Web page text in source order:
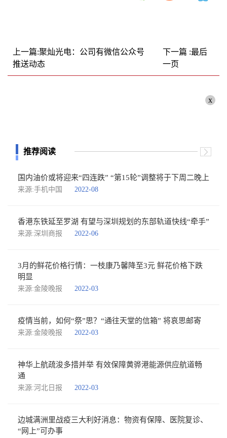
上一篇:聚灿光电：公司有微信公众号
推送动态
下一篇 :最后
一页
x
推荐阅读
国内油价或将迎来“四连跌” “第15轮”调整将于下周二晚上
来源:手机中国 2022-08
香港东铁延至罗湖 有望与深圳规划的东部轨道快线“牵手”
来源:深圳商报 2022-06
3月的鲜花价格行情：一枝康乃馨降至3元 鲜花价格下跌
明显
来源:金陵晚报 2022-03
疫情当前，如何“祭”思？“通往天堂的信箱” 将哀思邮寄
来源:金陵晚报 2022-03
神华上航疏浚多措并举 有效保障黄骅港能源供应航道畅
通
来源:河北日报 2022-03
边城满洲里战疫三大利好消息：物资有保障、医院复诊、
“网上”可办事